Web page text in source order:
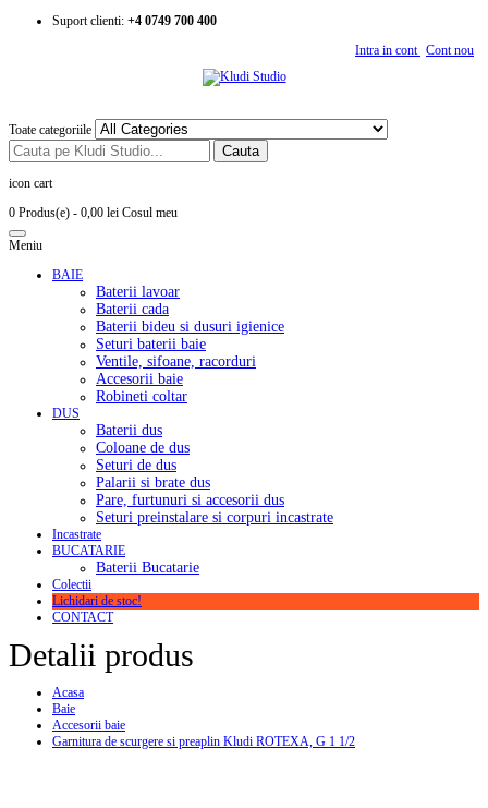
Suport clienti: +4 0749 700 400
Intra in cont Cont nou
Toate categoriile
Cauta
icon cart
0 Produs(e) - 0,00 lei Cosul meu
Meniu
BAIE
Baterii lavoar
Baterii cada
Baterii bideu si dusuri igienice
Seturi baterii baie
Ventile, sifoane, racorduri
Accesorii baie
Robineti coltar
DUS
Baterii dus
Coloane de dus
Seturi de dus
Palarii si brate dus
Pare, furtunuri si accesorii dus
Seturi preinstalare si corpuri incastrate
Incastrate
BUCATARIE
Baterii Bucatarie
Colectii
Lichidari de stoc!
CONTACT
Detalii produs
Acasa
Baie
Accesorii baie
Garnitura de scurgere si preaplin Kludi ROTEXA, G 1 1/2